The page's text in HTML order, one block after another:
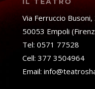
Via Ferruccio Busoni,
50053 Empoli
Tel: 0571 77528
Cell: 377 3504964
Email: